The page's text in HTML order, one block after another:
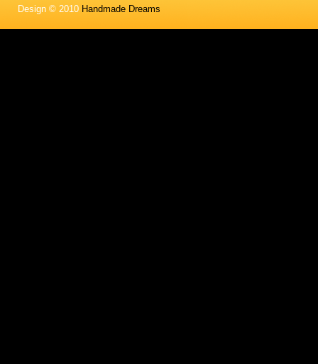
Design © 2010 Handmade Dreams